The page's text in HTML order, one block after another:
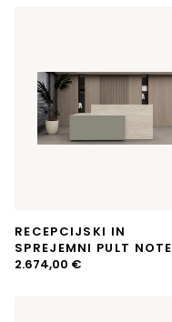
RECEPCIJSKI IN
SPREJEMNI PULT NOTE
2.674,00 €